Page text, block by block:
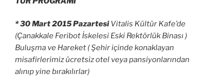
* 30 Mart 2015 PazartesiVitalis Kültür Kafe’de
(Çanakkale Feribot İskelesi Eski Rektörlük Binası )
Buluşma ve Hareket ( Şehir içinde konaklayan
misafirlerimiz ücretsiz otel veya pansiyonlarından
alınıp yine bırakılırlar)